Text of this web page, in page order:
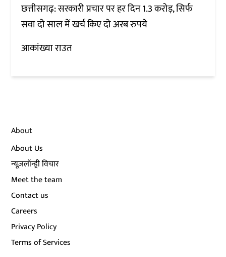
छत्तीसगढ़: सरकारी प्रचार पर हर दिन 1.3 करोड़, सिर्फ
सवा दो साल में खर्च किए दो अरब रुपये
आकांख्या राउत
About
About Us
न्यूज़लॉन्ड्री विचार
Meet the team
Contact us
Careers
Privacy Policy
Terms of Services